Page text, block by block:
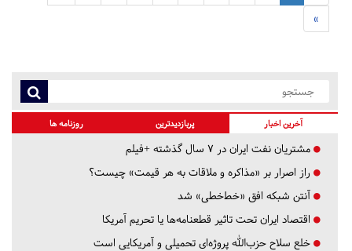
»
آخرین اخبار پربازدیدترین روزنامه ها
مشتریان نفت ایران در ۷ سال گذشته +فیلم
راز اصرار بر «مذاکره و ملاقات به هر قیمت» چیست؟
آنتن شبکه افق «خط‌خطی» شد
اقتصاد ایران تحت تاثیر قطعنامه‌ها یا تحریم‌ آمریکا
خلع سلاح حزب‌الله پروژه‌ای تحمیلی و آمریکایی است